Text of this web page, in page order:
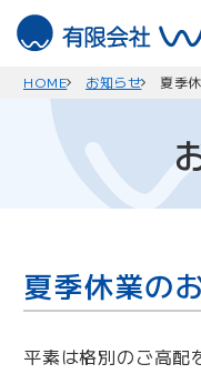
HOME お知らせ 夏季
夏季休業の
平素は格別のご高配